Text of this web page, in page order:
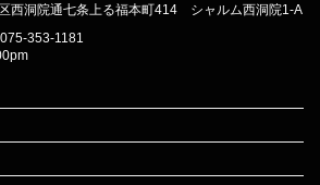
西洞院通七条上る福本町414 シャルム西洞院1-A
353-1181